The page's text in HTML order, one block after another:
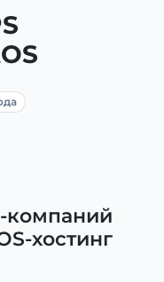
компаний
хостинг